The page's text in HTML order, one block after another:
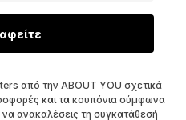
από την ABOUT YOU σχετικά
και τα κουπόνια σύμφωνα
να ανακαλέσεις τη συγκατάθεσή